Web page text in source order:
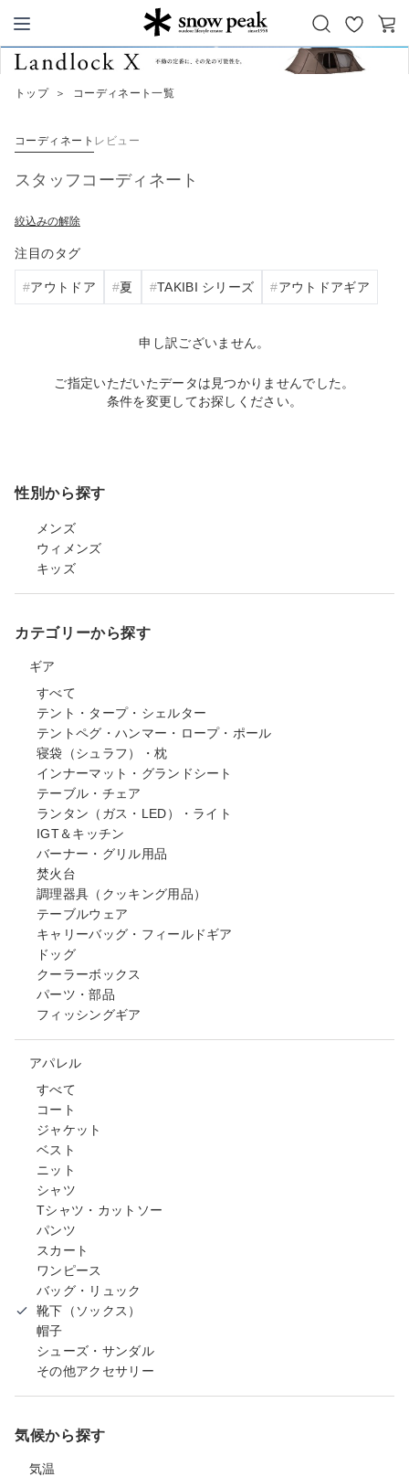
Snow Peak
お
気
カ
トップ ＞ コーディネート一覧
コーディネート レビュー
スタッフコーディネート
絞込みの解除
注目のタグ
アウトドア 夏 TAKIBI シリーズ アウトドアギア
申し訳ございません。
ご指定いただいたデータは見つかりませんでした。
条件を変更してお探しください。
性別から探す
メンズ
ウィメンズ
キッズ
カテゴリーから探す
ギア
すべて
テント・タープ・シェルター
テントペグ・ハンマー・ロープ・ポール
寝袋（シュラフ）・枕
インナーマット・グランドシート
テーブル・チェア
ランタン（ガス・LED）・ライト
IGT＆キッチン
バーナー・グリル用品
焚火台
調理器具（クッキング用品）
テーブルウェア
キャリーバッグ・フィールドギア
ドッグ
クーラーボックス
パーツ・部品
フィッシングギア
アパレル
すべて
コート
ジャケット
ベスト
ニット
シャツ
Tシャツ・カットソー
パンツ
スカート
ワンピース
バッグ・リュック
靴下（ソックス）
帽子
シューズ・サンダル
その他アクセサリー
気候から探す
気温